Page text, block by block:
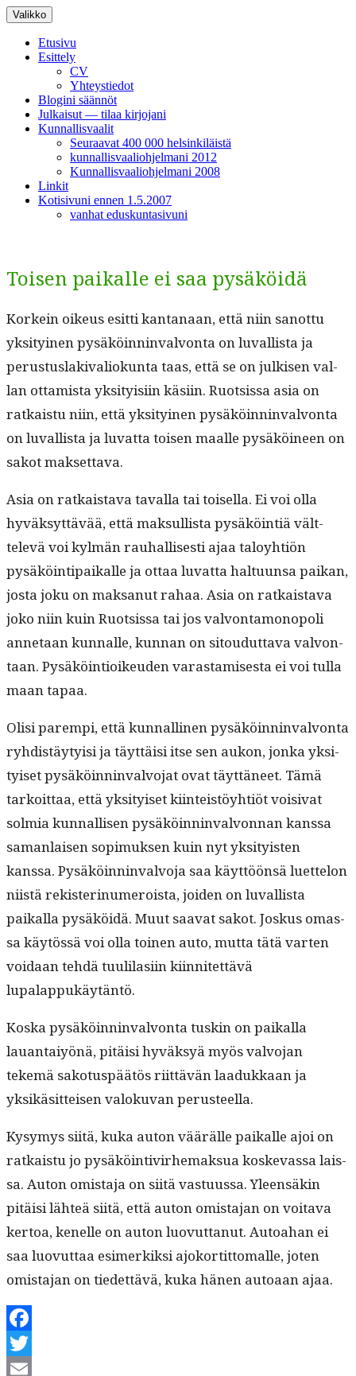
Siirry
sisältöön
Valikko
Etusivu
Esittely
CV
Yhteystiedot
Blogini säännöt
Julkaisut — tilaa kirjojani
Kunnallisvaalit
Seuraavat 400 000 helsinkiläistä
kunnallisvaaliohjelmani 2012
Kunnallisvaaliohjelmani 2008
Linkit
Kotisivuni ennen 1.5.2007
vanhat eduskuntasivuni
Toisen paikalle ei saa pysäköidä
Korkein oikeus esit­ti kan­tanaan, että niin san­ot­tu
yksi­tyi­nen pysäköin­nin­valvon­ta on luval­lista ja
perus­tus­laki­valiokun­ta taas, että se on julkisen val­
lan ottamista yksi­ty­isi­in käsi­in. Ruot­sis­sa asia on
ratkaistu niin, että yksi­tyi­nen pysäköin­nin­valvon­ta
on luval­lista ja luvat­ta toisen maalle pysäköi­neen on
sakot maksettava.
Asia on ratkaista­va taval­la tai toisel­la. Ei voi olla
hyväksyt­tävää, että mak­sullista pysäköin­tiä vält­
televä voi kylmän rauhal­lis­es­ti ajaa taloy­htiön
pysäköin­tipaikalle ja ottaa luvat­ta hal­tu­un­sa paikan,
jos­ta joku on mak­sanut rahaa. Asia on ratkaista­va
joko niin kuin Ruot­sis­sa tai jos valvon­ta­mo­nop­o­li
annetaan kun­nalle, kun­nan on sitoudut­ta­va valvon­
taan. Pysäköin­tioikeu­den varas­tamis­es­ta ei voi tul­la
maan tapaa.
Olisi parem­pi, että kun­nalli­nen pysäköin­nin­valvon­ta
ryhdis­täy­ty­isi ja täyt­täisi itse sen aukon, jon­ka yksi­
tyiset pysäköin­nin­valvo­jat ovat täyt­täneet. Tämä
tarkoit­taa, että yksi­tyiset kiin­teistöy­htiöt voisi­vat
solmia kun­nal­lisen pysäköin­nin­valvon­nan kanssa
saman­laisen sopimuk­sen kuin nyt yksi­ty­is­ten
kanssa. Pysäköin­nin­valvo­ja saa käyt­töön­sä luet­telon
niistä rek­ister­inu­meroista, joiden on luval­lista
paikalla pysäköidä. Muut saa­vat sakot. Joskus omas­
sa käytössä voi olla toinen auto, mut­ta tätä varten
voidaan tehdä tuulilasi­in kiin­nitet­tävä
lupalappukäytäntö.
Kos­ka pysäköin­nin­valvon­ta tuskin on paikalla
lauan­taiyönä, pitäisi hyväksyä myös valvo­jan
tekemä sako­tus­päätös riit­tävän laadukkaan ja
yksikäsit­teisen val­oku­van perusteella.
Kysymys siitä, kuka auton väärälle paikalle ajoi on
ratkaistu jo pysäköin­tivirhe­mak­sua koskevas­sa lais­
sa. Auton omis­ta­ja on siitä vas­tu­us­sa. Yleen­säkin
pitäisi lähteä siitä, että auton omis­ta­jan on voita­va
ker­toa, kenelle on auton luovut­tanut. Autoa­han ei
saa luovut­taa esimerkik­si ajoko­r­tit­toma­lle, joten
omis­ta­jan on tiedet­tävä, kuka hänen autoaan ajaa.
Facebook
Twitter